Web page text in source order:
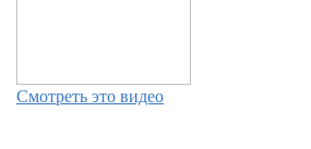
Смотреть это видео